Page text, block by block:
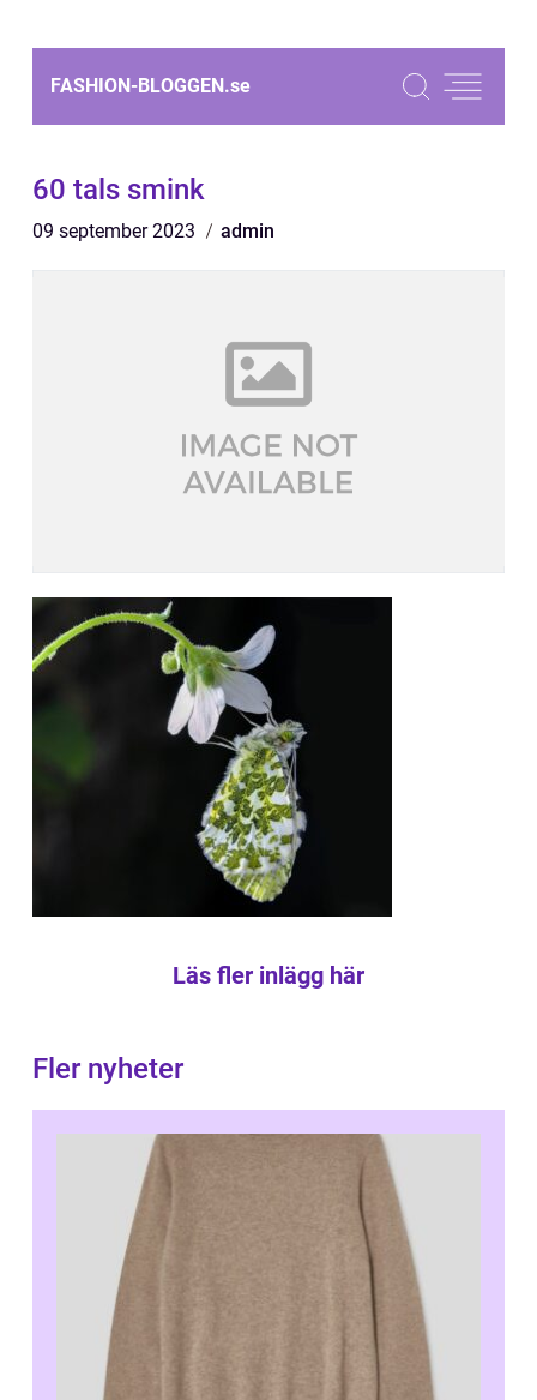
FASHION-BLOGGEN.se
60 tals smink
09 september 2023 admin
Läs fler inlägg här
Fler nyheter